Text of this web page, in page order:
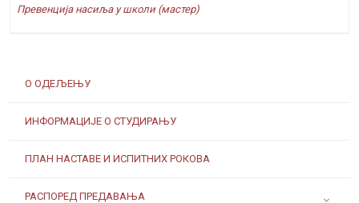
О ОДЕЉЕЊУ
ИНФОРМАЦИЈЕ О СТУДИРАЊУ
ПЛАН НАСТАВЕ И ИСПИТНИХ РОКОВА
РАСПОРЕД ПРЕДАВАЊА
Превенција насиља у школи (мастер)